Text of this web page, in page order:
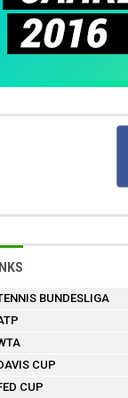
BUNDESLIGA
CUP
CUP